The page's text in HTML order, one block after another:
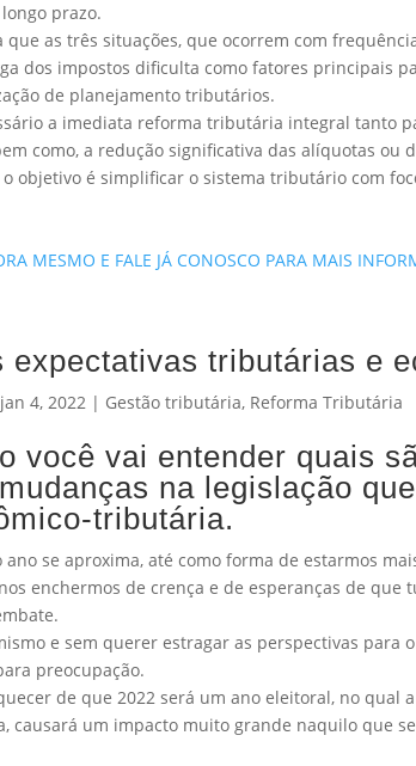
prazo.
que as três situações, que ocorrem com
dos impostos dificulta como fatores principais
de planejamento tributários.
a imediata reforma tributária integral tanto
como, a redução significativa das alíquotas ou
objetivo é simplificar o sistema tributário com
MESMO E FALE JÁ CONOSCO PARA MAIS
expectativas tributárias e
jan 4, 2022 | Gestão tributária, Reforma Tributária
você vai entender quais
na legislação
tributária.
se aproxima, até como forma de estarmos
enchermos de crença e de esperanças de que
e sem querer estragar as perspectivas para
preocupação.
de que 2022 será um ano eleitoral, no qual
causará um impacto muito grande naquilo que